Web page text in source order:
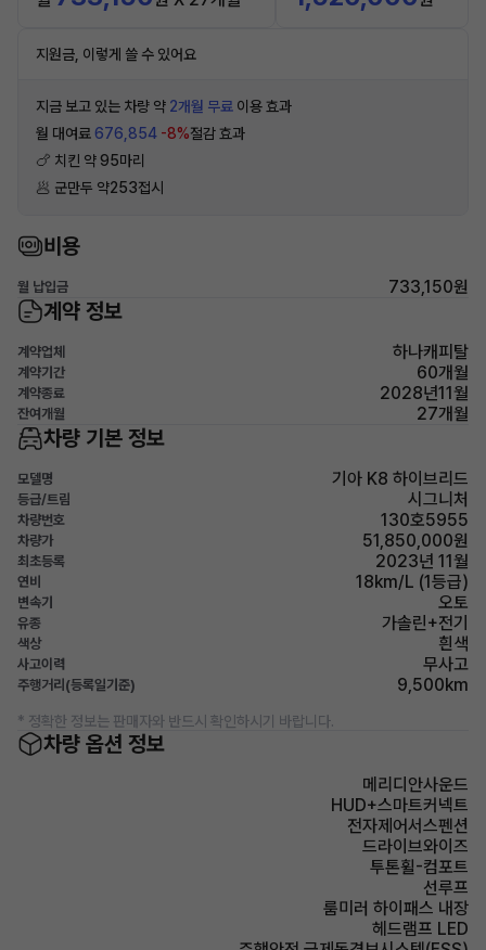
지원금, 이렇게 쓸 수 있어요
지금 보고 있는 차량 약 2개월 무료 이용 효과
월 대여료 676,854 -8%절감 효과
🍗 치킨 약 95마리
🥟 군만두 약253접시
비용
월 납입금 733,150원
계약 정보
계약업체 하나캐피탈
계약기간 60개월
계약종료 2028년11월
잔여개월 27개월
차량 기본 정보
모델명 기아 K8 하이브리드
등급/트림 시그니처
차량번호 130호5955
차량가 51,850,000원
최초등록 2023년 11월
연비 18km/L (1등급)
변속기 오토
유종 가솔린+전기
색상 흰색
사고이력 무사고
주행거리(등록일기준) 9,500km
* 정확한 정보는 판매자와 반드시 확인하시기 바랍니다.
차량 옵션 정보
메리디안사운드
HUD+스마트커넥트
전자제어서스펜션
드라이브와이즈
투톤휠-컴포트
선루프
룸미러 하이패스 내장
헤드램프 LED